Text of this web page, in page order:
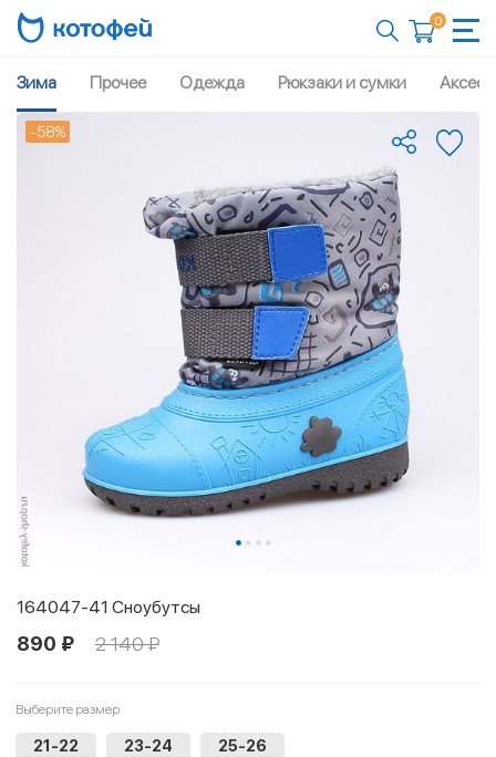
0
Зима Прочее Одежда Рюкзаки и сумки
-58%
164047-41 Сноубутсы
890 ₽ 2 140 ₽
Выберите размер
21-22 23-24 25-26